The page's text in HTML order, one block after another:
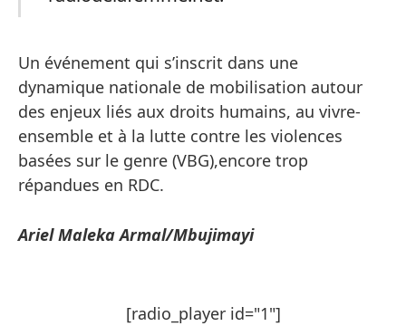
Un événement qui s’inscrit dans une
dynamique nationale de mobilisation autour
des enjeux liés aux droits humains, au vivre-
ensemble et à la lutte contre les violences
basées sur le genre (VBG),encore trop
répandues en RDC.
Ariel Maleka Armal/Mbujimayi
[radio_player id="1"]